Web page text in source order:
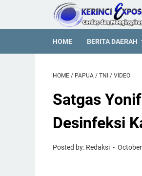
HOME BERITA DAERAH
HOME / PAPUA / TNI / VIDEO
Satgas
Desinfeksi
Posted by: Redaksi